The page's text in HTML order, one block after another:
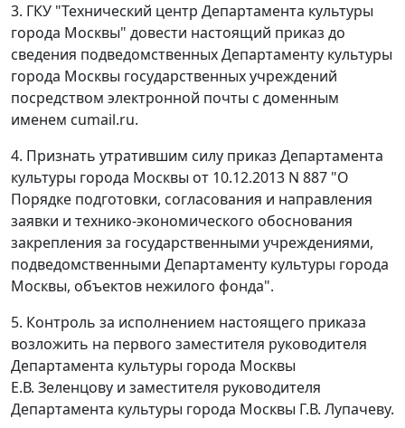
3. ГКУ "Технический центр Департамента культуры
города Москвы" довести настоящий приказ до
сведения подведомственных Департаменту культуры
города Москвы государственных учреждений
посредством электронной почты с доменным
именем cumail.ru.
4. Признать утратившим силу приказ Департамента
культуры города Москвы от 10.12.2013 N 887 "О
Порядке подготовки, согласования и направления
заявки и технико-экономического обоснования
закрепления за государственными учреждениями,
подведомственными Департаменту культуры города
Москвы, объектов нежилого фонда".
5. Контроль за исполнением настоящего приказа
возложить на первого заместителя руководителя
Департамента культуры города Москвы
Е.В. Зеленцову и заместителя руководителя
Департамента культуры города Москвы Г.В. Лупачеву.